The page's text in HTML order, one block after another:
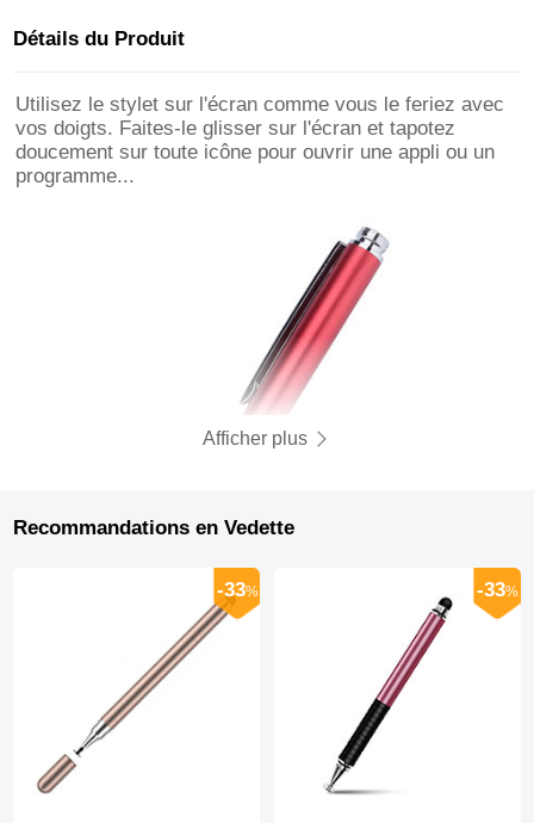
Détails du Produit
Utilisez le stylet sur l'écran comme vous le feriez avec
vos doigts. Faites-le glisser sur l'écran et tapotez
doucement sur toute icône pour ouvrir une appli ou un
programme...
Afficher plus
Recommandations en Vedette
-33% -33%